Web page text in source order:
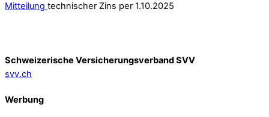
Mitteilung technischer Zins per 1.10.2025
Schweizerische Versicherungsverband SVV
svv.ch
Werbung